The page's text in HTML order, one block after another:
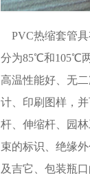
PVC热缩套管具
分为85℃和105℃
高温性能好、无
计、印刷图样，
杆、伸缩杆、园
束的标识、绝缘
及吉它、包装瓶